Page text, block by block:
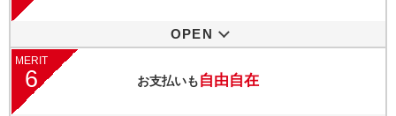
OPEN
MERIT
6 お支払いも自由自在